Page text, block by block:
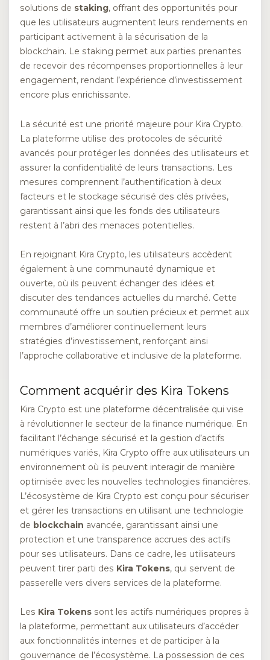
solutions de staking, offrant des opportunités pour
que les utilisateurs augmentent leurs rendements en
participant activement à la sécurisation de la
blockchain. Le staking permet aux parties prenantes
de recevoir des récompenses proportionnelles à leur
engagement, rendant l’expérience d’investissement
encore plus enrichissante.
La sécurité est une priorité majeure pour Kira Crypto.
La plateforme utilise des protocoles de sécurité
avancés pour protéger les données des utilisateurs et
assurer la confidentialité de leurs transactions. Les
mesures comprennent l’authentification à deux
facteurs et le stockage sécurisé des clés privées,
garantissant ainsi que les fonds des utilisateurs
restent à l’abri des menaces potentielles.
En rejoignant Kira Crypto, les utilisateurs accèdent
également à une communauté dynamique et
ouverte, où ils peuvent échanger des idées et
discuter des tendances actuelles du marché. Cette
communauté offre un soutien précieux et permet aux
membres d’améliorer continuellement leurs
stratégies d’investissement, renforçant ainsi
l’approche collaborative et inclusive de la plateforme.
Comment acquérir des Kira Tokens
Kira Crypto est une plateforme décentralisée qui vise
à révolutionner le secteur de la finance numérique. En
facilitant l’échange sécurisé et la gestion d’actifs
numériques variés, Kira Crypto offre aux utilisateurs un
environnement où ils peuvent interagir de manière
optimisée avec les nouvelles technologies financières.
L’écosystème de Kira Crypto est conçu pour sécuriser
et gérer les transactions en utilisant une technologie
de blockchain avancée, garantissant ainsi une
protection et une transparence accrues des actifs
pour ses utilisateurs. Dans ce cadre, les utilisateurs
peuvent tirer parti des Kira Tokens, qui servent de
passerelle vers divers services de la plateforme.
Les Kira Tokens sont les actifs numériques propres à
la plateforme, permettant aux utilisateurs d’accéder
aux fonctionnalités internes et de participer à la
gouvernance de l’écosystème. La possession de ces